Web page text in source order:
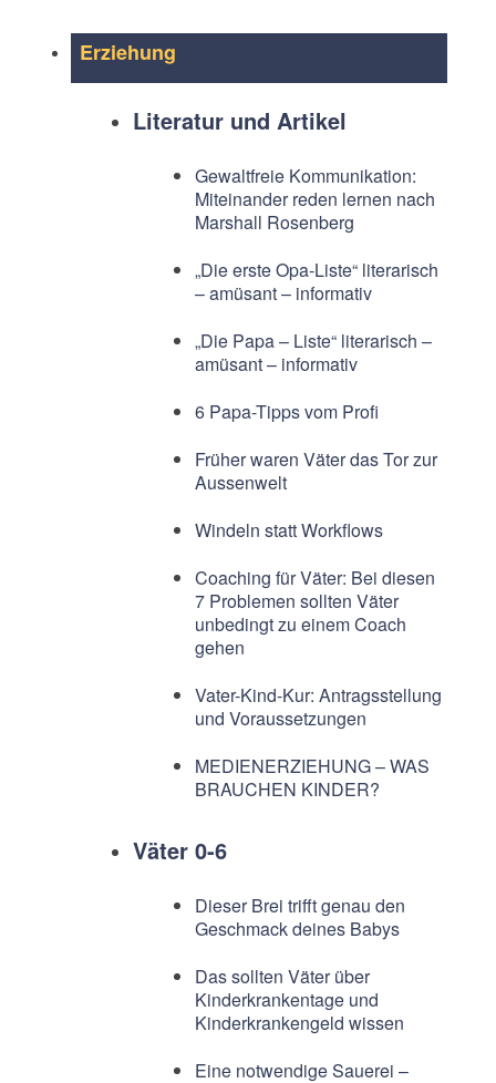
Erziehung
Literatur und Artikel
Gewaltfreie Kommunikation:
Miteinander reden lernen nach
Marshall Rosenberg
„Die erste Opa-Liste“ literarisch
– amüsant – informativ
„Die Papa – Liste“ literarisch –
amüsant – informativ
6 Papa-Tipps vom Profi
Früher waren Väter das Tor zur
Aussenwelt
Windeln statt Workflows
Coaching für Väter: Bei diesen
7 Problemen sollten Väter
unbedingt zu einem Coach
gehen
Vater-Kind-Kur: Antragsstellung
und Voraussetzungen
MEDIENERZIEHUNG – WAS
BRAUCHEN KINDER?
Väter 0-6
Dieser Brei trifft genau den
Geschmack deines Babys
Das sollten Väter über
Kinderkrankentage und
Kinderkrankengeld wissen
Eine notwendige Sauerei –